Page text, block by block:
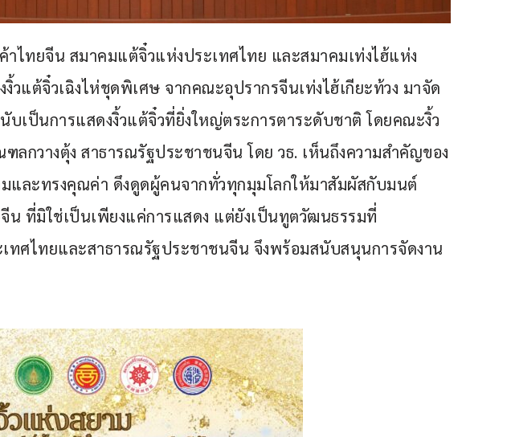
าไทยจีน สมาคมแต้จิ๋วแห่งประเทศไทย และสมาคมเท่งไฮ้แห่ง
วแต้จิ๋วเฉิงไห่ชุดพิเศษ จากคณะอุปรากรจีนเท่งไฮ้เกียะท้วง มาจัด
บเป็นการแสดงงิ้วแต้จิ๋วที่ยิ่งใหญ่ตระการตาระดับชาติ โดยคณะงิ้ว
ลกวางตุ้ง สาธารณรัฐประชาชนจีน โดย วธ. เห็นถึงความสำคัญของ
มและทรงคุณค่า ดึงดูดผู้คนจากทั่วทุกมุมโลกให้มาสัมผัสกับมนต์
น ที่มิใช่เป็นเพียงแค่การแสดง แต่ยังเป็นทูตวัฒนธรรมที่
ทศไทยและสาธารณรัฐประชาชนจีน จึงพร้อมสนับสนุนการจัดงาน